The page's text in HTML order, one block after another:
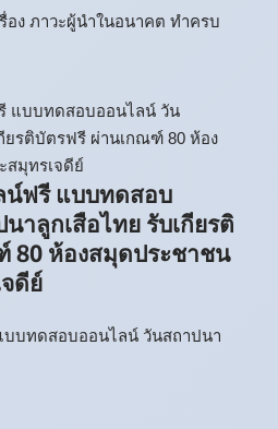
อง ภาวะผู้นำในอนาคต ทำครบ
น์ฟรี แบบทดสอบ
าลูกเสือไทย รับเกียรติ
80 ห้องสมุดประชาชน
ดีย์
บบทดสอบออนไลน์ วันสถาปนา